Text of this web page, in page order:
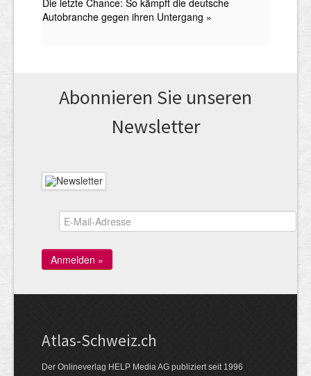
Abonnieren Sie unseren
News­letter
Atlas-Schweiz.ch
Der Onlineverlag HELP Media AG publiziert seit 1996